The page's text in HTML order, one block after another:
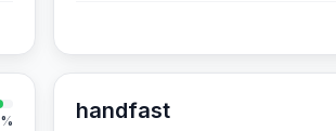
% handfast